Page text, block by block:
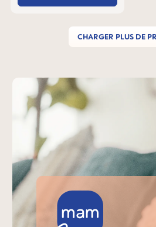
CHARGER PLUS DE
Skip MAM Teaser